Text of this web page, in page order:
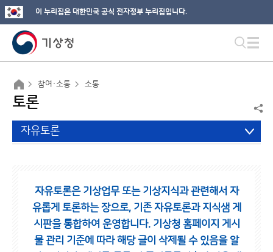
이 누리집은 대한민국 공식 전자정부 누리집입니다.
참여·소통 소통
토론
자유토론
자유토론은 기상업무 또는 기상지식과 관련해서 자
유롭게 토론하는 장으로, 기존 자유토론과 지식샘 게
시판을 통합하여 운영합니다. 기상청 홈페이지 게시
물 관리 기준에 따라 해당 글이 삭제될 수 있음을 알